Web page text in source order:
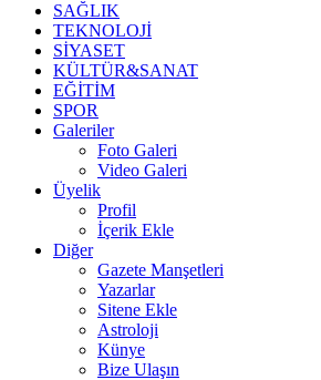
SAĞLIK
TEKNOLOJİ
SİYASET
KÜLTÜR&SANAT
EĞİTİM
SPOR
Galeriler
Foto Galeri
Video Galeri
Üyelik
Profil
İçerik Ekle
Diğer
Gazete Manşetleri
Yazarlar
Sitene Ekle
Astroloji
Künye
Bize Ulaşın